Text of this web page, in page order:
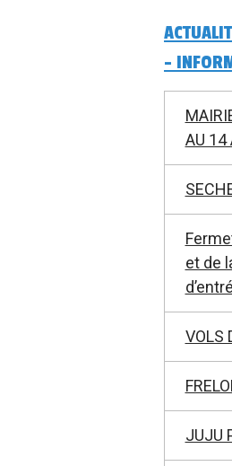
-
AU 14
et de
VOLS
JUJU